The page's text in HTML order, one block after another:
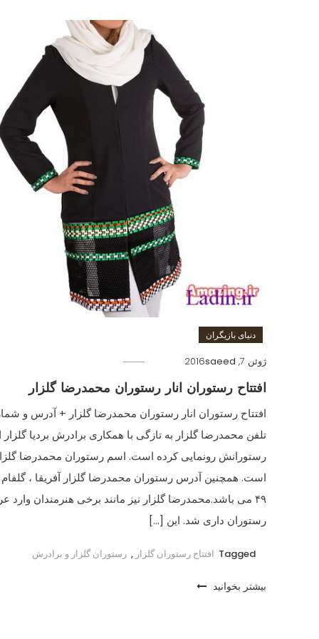
دنیای بازیگران
ژوئن 7, 2016 saeed
افتتاح رستوران انار رستوران محمدرضا گلزار
افتتاح رستوران انار رستوران محمدرضا گلزار + آدرس و
تلفن محمدرضا گلزار به تازگی با همکاری برادرش بردیا گلزار
رستورانش رونمایی کرده است. اسم رستوران محمدرضا گلزار
است. همچنین آدرس رستوران محمدرضا گلزار آفریقا ، گلفام
۴۹ می باشد.محمدرضا گلزار نیز مانند برخی هنرمندان وارد
رستوران داری شد. این […]
Tagged افتتاح رستوران گلزار , رستوران گلزار و برادرش
بیشتر بخوانید